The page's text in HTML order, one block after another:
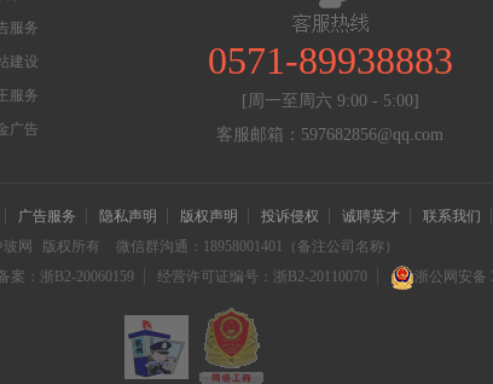
服务
建设
服务
广告
0571-89938883
[周一至周六 9:00 - 5:00]
客服邮箱：597682856@qq.com
广告服务 隐私声明 版权声明 投诉侵权 诚聘英才 联系我们
玻网
版权所有
微信群沟通：18958001401（备注公司名称）
案：浙B2-20060159 经营许可证编号：浙B2-20110070 浙公网安备